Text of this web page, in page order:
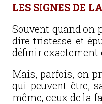
LES SIGNES DE
Souvent quand on
dire tristesse et
définir exactement
Mais, parfois, on
qui peuvent être,
même, ceux de la